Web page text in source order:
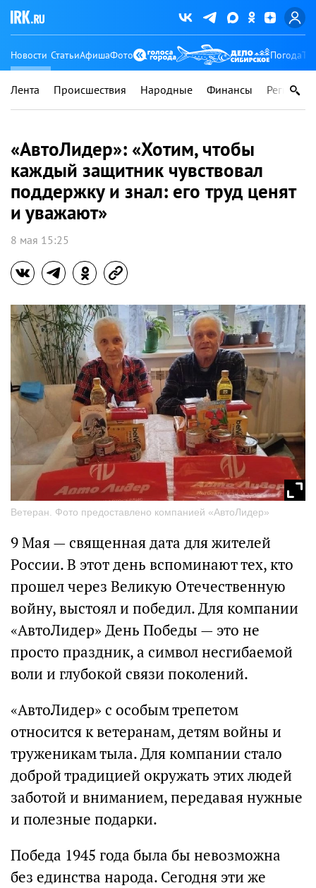
Новости СтатьиАфишаФото Погода
Лента Происшествия Народные Финансы Регионы
«АвтоЛидер»: «Хотим, чтобы
каждый защитник чувствовал
поддержку и знал: его труд ценят
и уважают»
8 мая 15:25
Ветеран. Фото предоставлено компанией «АвтоЛидер»
9 Мая — священная дата для жителей
России. В этот день вспоминают тех, кто
прошел через Великую Отечественную
войну, выстоял и победил. Для компании
«АвтоЛидер» День Победы — это не
просто праздник, а символ несгибаемой
воли и глубокой связи поколений.
«АвтоЛидер» с особым трепетом
относится к ветеранам, детям войны и
труженикам тыла. Для компании стало
доброй традицией окружать этих людей
заботой и вниманием, передавая нужные
и полезные подарки.
Победа 1945 года была бы невозможна
без единства народа. Сегодня эти же